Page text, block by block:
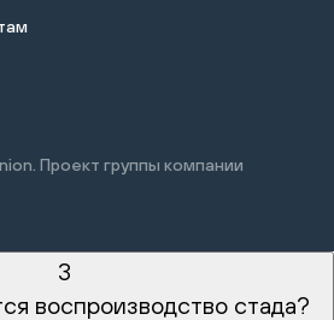
Проект группы компании
3
воспроизводство стада?